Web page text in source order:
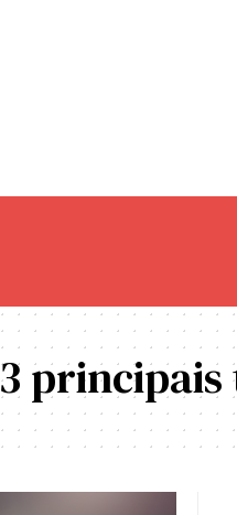
3 principais